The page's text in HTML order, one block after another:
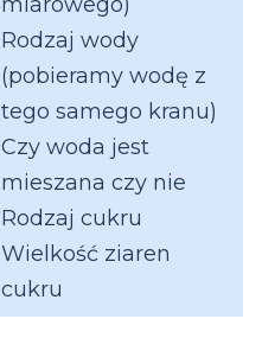
Rodzaj wody
(pobieramy wodę z
tego samego kranu)
Czy woda jest
mieszana czy nie
Rodzaj cukru
Wielkość ziaren
cukru